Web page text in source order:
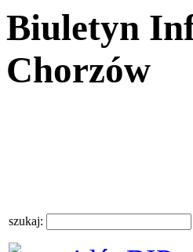
Biuletyn
Chorzów
szukaj: